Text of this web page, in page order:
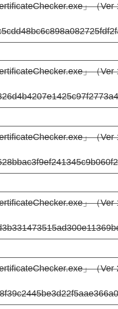
」（Ver
」（Ver
」（Ver
」（Ver
」（Ver